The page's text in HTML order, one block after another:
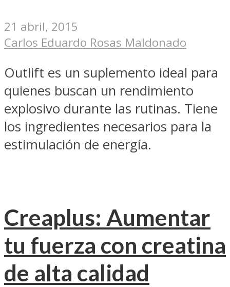
21 abril, 2015
Carlos Eduardo Rosas Maldonado
Outlift es un suplemento ideal para
quienes buscan un rendimiento
explosivo durante las rutinas. Tiene
los ingredientes necesarios para la
estimulación de energía.
Creaplus: Aumentar
tu fuerza con creatina
de alta calidad